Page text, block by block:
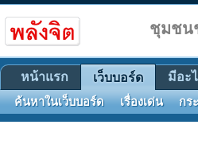
ชุมชน
หน้าแรก เว็บบอร์ด
ค้นหาในเว็บบอร์ด เรื่องเด่น กร
มีอะ